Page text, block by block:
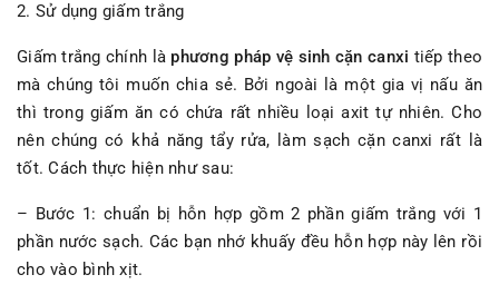
2. Sử dụng giấm trắng
Giấm trắng chính là phương pháp vệ sinh cặn canxi tiếp theo
mà chúng tôi muốn chia sẻ. Bởi ngoài là một gia vị nấu ăn
thì trong giấm ăn có chứa rất nhiều loại axit tự nhiên. Cho
nên chúng có khả năng tẩy rửa, làm sạch cặn canxi rất là
tốt. Cách thực hiện như sau:
– Bước 1: chuẩn bị hỗn hợp gồm 2 phần giấm trắng với 1
phần nước sạch. Các bạn nhớ khuấy đều hỗn hợp này lên rồi
cho vào bình xịt.